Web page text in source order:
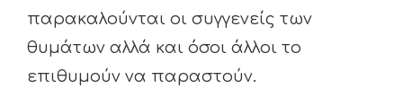
παρακαλούνται οι συγγενείς των
θυμάτων αλλά και όσοι άλλοι το
επιθυμούν να παραστούν.